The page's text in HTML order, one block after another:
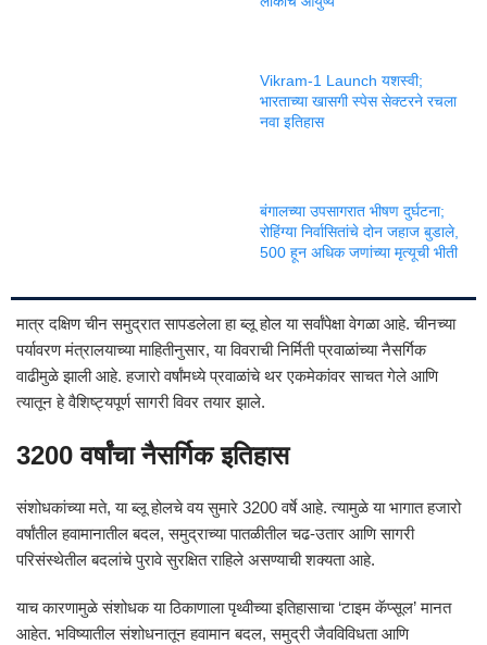
Vikram-1 Launch यशस्वी;
भारताच्या खासगी स्पेस सेक्टरने रचला
नवा इतिहास
बंगालच्या उपसागरात भीषण दुर्घटना;
रोहिंग्या निर्वासितांचे दोन जहाज बुडाले,
500 हून अधिक जणांच्या मृत्यूची भीती
मात्र दक्षिण चीन समुद्रात सापडलेला हा ब्लू होल या सर्वांपेक्षा वेगळा आहे. चीनच्या
पर्यावरण मंत्रालयाच्या माहितीनुसार, या विवराची निर्मिती प्रवाळांच्या नैसर्गिक
वाढीमुळे झाली आहे. हजारो वर्षांमध्ये प्रवाळांचे थर एकमेकांवर साचत गेले आणि
त्यातून हे वैशिष्ट्यपूर्ण सागरी विवर तयार झाले.
3200 वर्षांचा नैसर्गिक इतिहास
संशोधकांच्या मते, या ब्लू होलचे वय सुमारे 3200 वर्षे आहे. त्यामुळे या भागात हजारो
वर्षांतील हवामानातील बदल, समुद्राच्या पातळीतील चढ-उतार आणि सागरी
परिसंस्थेतील बदलांचे पुरावे सुरक्षित राहिले असण्याची शक्यता आहे.
याच कारणामुळे संशोधक या ठिकाणाला पृथ्वीच्या इतिहासाचा ‘टाइम कॅप्सूल’ मानत
आहेत. भविष्यातील संशोधनातून हवामान बदल, समुद्री जैवविविधता आणि